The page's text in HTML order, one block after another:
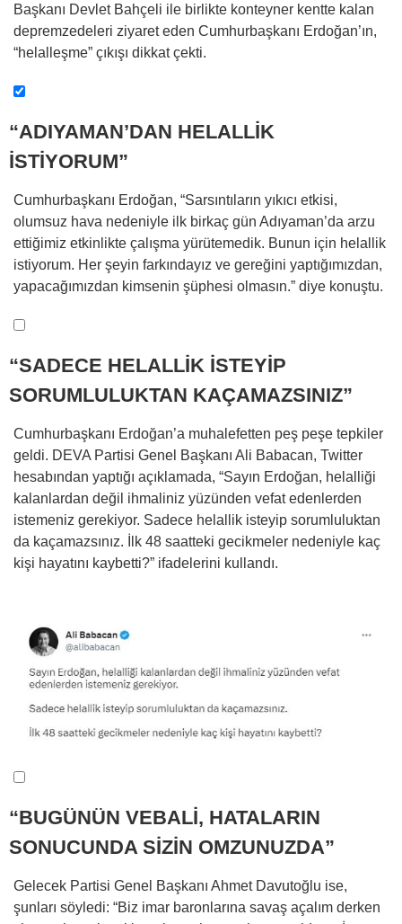
Başkanı Devlet Bahçeli ile birlikte konteyner kentte kalan
depremzedeleri ziyaret eden Cumhurbaşkanı Erdoğan’ın,
“helalleşme” çıkışı dikkat çekti.
“ADIYAMAN’DAN HELALLİK
İSTİYORUM”
Cumhurbaşkanı Erdoğan, “Sarsıntıların yıkıcı etkisi,
olumsuz hava nedeniyle ilk birkaç gün Adıyaman’da arzu
ettiğimiz etkinlikte çalışma yürütemedik. Bunun için helallik
istiyorum. Her şeyin farkındayız ve gereğini yaptığımızdan,
yapacağımızdan kimsenin şüphesi olmasın.” diye konuştu.
“SADECE HELALLİK İSTEYİP
SORUMLULUKTAN KAÇAMAZSINIZ”
Cumhurbaşkanı Erdoğan’a muhalefetten peş peşe tepkiler
geldi. DEVA Partisi Genel Başkanı Ali Babacan, Twitter
hesabından yaptığı açıklamada, “Sayın Erdoğan, helalliği
kalanlardan değil ihmaliniz yüzünden vefat edenlerden
istemeniz gerekiyor. Sadece helallik isteyip sorumluluktan
da kaçamazsınız. İlk 48 saatteki gecikmeler nedeniyle kaç
kişi hayatını kaybetti?” ifadelerini kullandı.
“BUGÜNÜN VEBALİ, HATALARIN
SONUCUNDA SİZİN OMZUNUZDA”
Gelecek Partisi Genel Başkanı Ahmet Davutoğlu ise,
şunları söyledi: “Biz imar baronlarına savaş açalım derken